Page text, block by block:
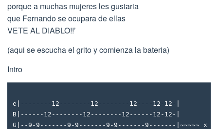
porque a muchas mujeres les gustaria
que Fernando se ocupara de ellas
VETE AL DIABLO!!’
(aqui se escucha el grito y comienza la bateria)
Intro
e|--------12--------12--------12----12-12-|
B|------12--------12--------12------12-12-|
G|--9-9-------9-9-------9-9-------9-------|~~~~~ x 3